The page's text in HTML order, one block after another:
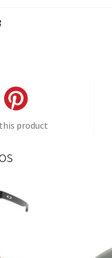
product